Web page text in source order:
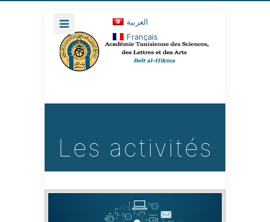
العربية
Français
Les activités